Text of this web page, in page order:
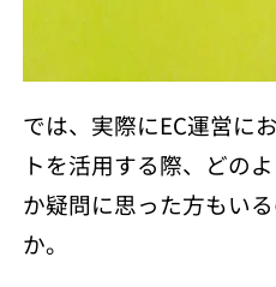
では、実際にEC運営に
トを活用する際、どの
か疑問に思った方もい
か。